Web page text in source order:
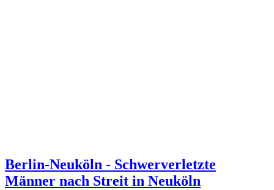
Berlin-Neuköln - Schwerverletzte
Männer nach Streit in Neuköln